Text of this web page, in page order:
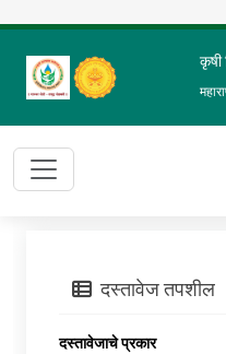
कृषी
दस्तावेज तपशील
दस्तावेजाचे प्रकार